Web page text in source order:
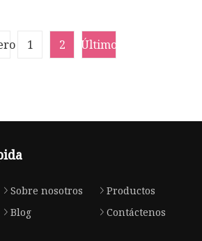
de1 2 Último
Sobre nosotros
Productos
Blog
Contáctenos